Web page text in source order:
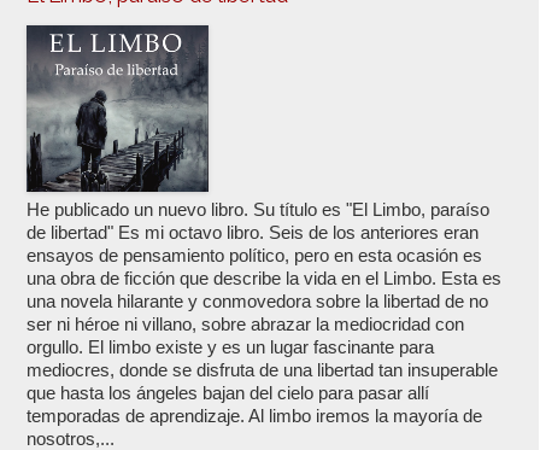
He publicado un nuevo libro. Su título es "El Limbo, paraíso
de libertad" Es mi octavo libro. Seis de los anteriores eran
ensayos de pensamiento político, pero en esta ocasión es
una obra de ficción que describe la vida en el Limbo. Esta es
una novela hilarante y conmovedora sobre la libertad de no
ser ni héroe ni villano, sobre abrazar la mediocridad con
orgullo. El limbo existe y es un lugar fascinante para
mediocres, donde se disfruta de una libertad tan insuperable
que hasta los ángeles bajan del cielo para pasar allí
temporadas de aprendizaje. Al limbo iremos la mayoría de
nosotros,...